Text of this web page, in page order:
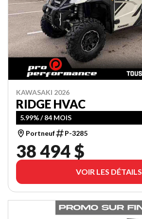
KAWASAKI 2026
RIDGE HVAC
5.99% / 84 MOIS
Portneuf
P-3285
38 494 $
VOIR LES DÉTAILS